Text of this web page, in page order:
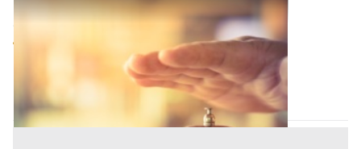
Strutture Ricettive all'asta a Nuoro
406.824,75 €
Codice asta:CT134666
Asta chiusa